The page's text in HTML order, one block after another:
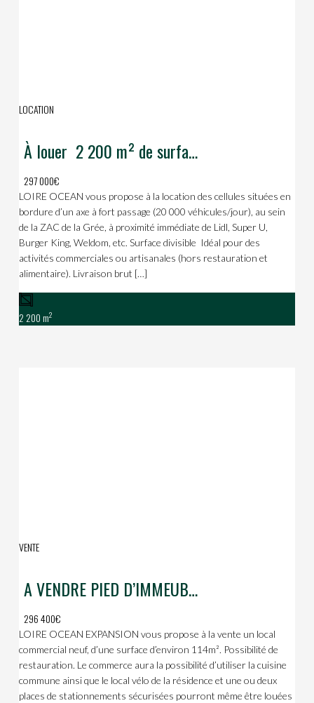
LOCATION
À louer  2 200 m² de surface commerciale  Le Lion d’Angers
297 000€
LOIRE OCEAN vous propose à la location des cellules situées en
bordure d’un axe à fort passage (20 000 véhicules/jour), au sein
de la ZAC de la Grée, à proximité immédiate de Lidl, Super U,
Burger King, Weldom, etc. Surface divisible  Idéal pour des
activités commerciales ou artisanales (hors restauration et
alimentaire). Livraison brut […]
2 200 m2
VENTE
A VENDRE PIED D’IMMEUBLE
296 400€
LOIRE OCEAN EXPANSION vous propose à la vente un local
commercial neuf, d’une surface d’environ 114m². Possibilité de
restauration. Le commerce aura la possibilité d’utiliser la cuisine
commune ainsi que le local vélo de la résidence et une ou deux
places de stationnements sécurisées pourront même être louées